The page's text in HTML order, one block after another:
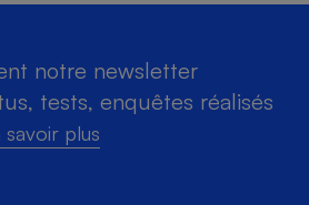
notre newsletter
tests, enquêtes réalisés
savoir plus